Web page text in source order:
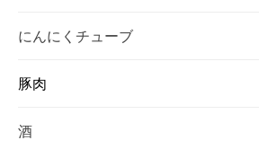
にんにくチューブ
豚肉
酒